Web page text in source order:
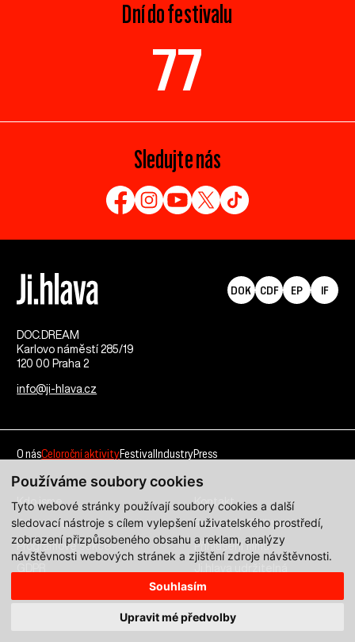
Používáme soubory cookies
Tyto webové stránky používají soubory cookies a další
sledovací nástroje s cílem vylepšení uživatelského prostředí,
zobrazení přizpůsobeného obsahu a reklam, analýzy
návštěvnosti webových stránek a zjištění zdroje návštěvnosti.
Souhlasím
Upravit mé předvolby
Dní do festivalu
77
Sledujte nás
DOC.DREAM​
Karlovo náměstí 285/19
120 00 Praha 2
info@ji-hlava.cz
DOK CDF EP IF
O násCeloroční aktivityFestival IndustryPress
Kdo jsme
Kontakt
Partnerství
Pracovní příležitosti
Programové sekce
Přihlášení filmu
Všechna práva vyhrazena DOC.DREAM services s. r. o.
Zásady zpracování osobních údajů pro MFDF Ji.hlava zde